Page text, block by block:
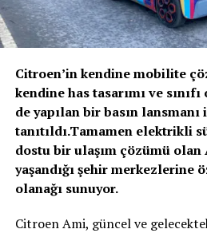
Yüksek
bagaj kapağına
grubu otomobile
katıyor.
Jazz Crosstar’ın içine
sizi cezp ediyor. İnce A sütunları,
Volvo C40 Recharge, gücünü iki
motorundan alıyor. Bu
güç ve 660 Nm tork üretiyorlar.
çekiş sistemine sahip ve 0-100
saniyede tamamlıyor. Maksimum
sınırlandırılmış.
Citroen’in kendine mobilite
kendine has tasarımı ve
de yapılan bir basın lansmanı
tanıtıldı.Tamamen elektrikli
dostu bir ulaşım çözümü
yaşandığı şehir merkezlerine
olanağı sunuyor.
Citroen Ami, güncel ve